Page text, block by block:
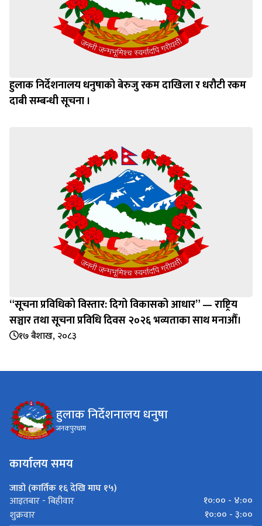
हुलाक निर्देशनालय धनुषाको बेरुजु रकम दाखिला र धरौटी रकम
दाबी सम्बन्धी सूचना ।
“सूचना प्रविधिको विस्तार: दिगो विकासको आधार” — राष्ट्रिय
सञ्चार तथा सूचना प्रविधि दिवस २०२६ भव्यताका साथ मनाऔँ।
१७ बैशाख, २०८३
हुलाक निर्देशनालय धनुषा
जनकपुरधाम
कार्यालय समय
जाडो (कार्तिक १६ देखि माघ १५)
आइतबार - बिहीवार
१०:०० - ४:००
शुक्रवार
१०:०० - ३:००